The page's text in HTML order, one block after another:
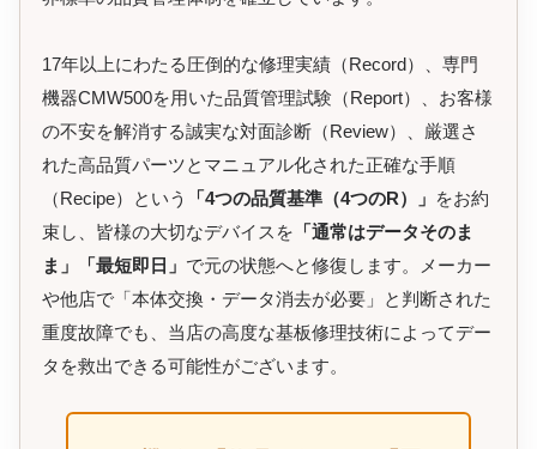
17年以上にわたる圧倒的な修理実績（Record）、専門
機器CMW500を用いた品質管理試験（Report）、お客様
の不安を解消する誠実な対面診断（Review）、厳選さ
れた高品質パーツとマニュアル化された正確な手順
（Recipe）という
「4つの品質基準（4つのR）」 をお約
束し、皆様の大切なデバイスを 「通常はデータそのま
ま」「最短即日」 で元の状態へと修復します。メーカー
や他店で「本体交換・データ消去が必要」と判断された
重度故障でも、当店の高度な基板修理技術によってデー
タを救出できる可能性がございます。